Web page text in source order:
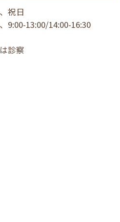
祝日
9:00-13:00/14:00-16:30
診察